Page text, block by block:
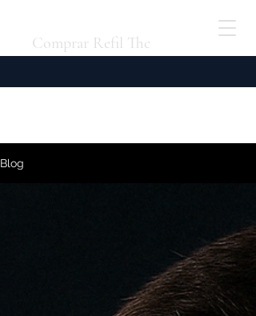
Comprar Refil Thc
Blog